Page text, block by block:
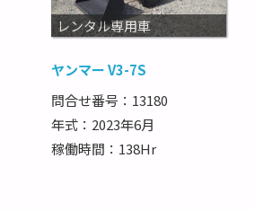
レンタル専用車
ヤンマー V3-7S
問合せ番号：13180
年式：2023年6月
稼働時間：138Hr